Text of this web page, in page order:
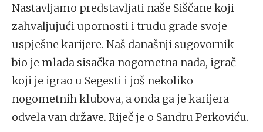
Nastavljamo predstavljati naše Siščane koji
zahvaljujući upornosti i trudu grade svoje
uspješne karijere. Naš današnji sugovornik
bio je mlada sisačka nogometna nada, igrač
koji je igrao u Segesti i još nekoliko
nogometnih klubova, a onda ga je karijera
odvela van države. Riječ je o Sandru Perkoviću.